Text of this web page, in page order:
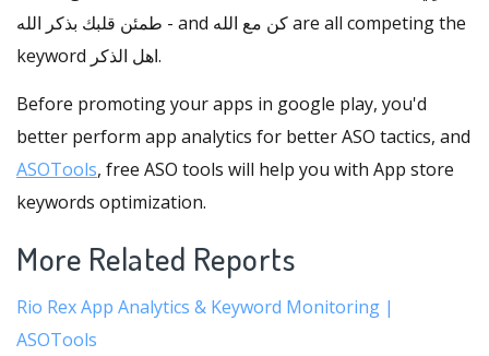
- طمئن قلبك بذكر الله and كن مع الله are all competing the
keyword اهل الذكر.
Before promoting your apps in google play, you'd
better perform app analytics for better ASO tactics, and
ASOTools, free ASO tools will help you with App store
keywords optimization.
More Related Reports
Rio Rex App Analytics & Keyword Monitoring |
ASOTools